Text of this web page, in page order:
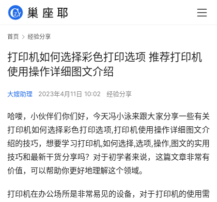
首页 经验分享
打印机如何选择彩色打印选项 推荐打印机
使用操作详细图文介绍
大嫂助理 2023年4月11日 10:02 经验分享
哈喽，小伙伴们你们好，今天冯小泳来跟大家分享一些有关
打印机如何选择彩色打印选项,打印机使用操作详细图文介
绍的技巧，想要学习打印机,如何选择,选项,操作,图文的实用
技巧和最新干货分享吗？对于初学者来说，这篇文章非常有
价值，可以帮助你更好地理解这个领域。
打印机在办公场所是非常易见的设备，对于打印机的使用需